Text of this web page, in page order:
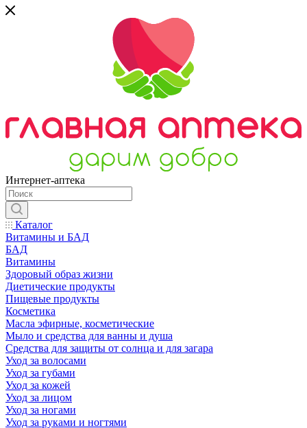
Интернет-аптека
Каталог
Витамины и БАД
БАД
Витамины
Здоровый образ жизни
Диетические продукты
Пищевые продукты
Косметика
Масла эфирные, косметические
Мыло и средства для ванны и душа
Средства для защиты от солнца и для загара
Уход за волосами
Уход за губами
Уход за кожей
Уход за лицом
Уход за ногами
Уход за руками и ногтями